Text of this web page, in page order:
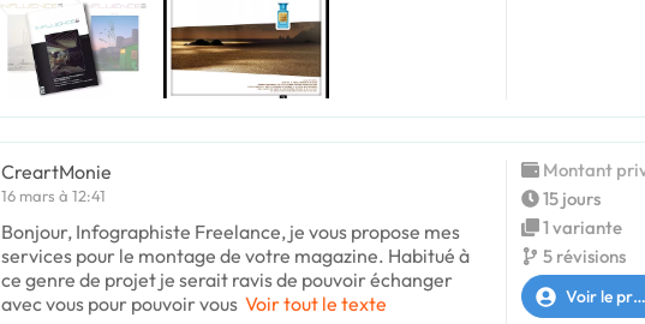
CreartMonie
16 mars à 12:41
Bonjour, Infographiste Freelance, je vous propose mes
services pour le montage de votre magazine. Habitué à
ce genre de projet je serait ravis de pouvoir échanger
avec vous pour pouvoir vous Voir tout le texte
Montant
15 jours
1 variante
5 révisions
Voir le profil